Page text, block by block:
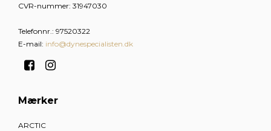
CVR-nummer: 31947030
Telefonnr.: 97520322
E-mail: info@dynespecialisten.dk
Mærker
ARCTIC